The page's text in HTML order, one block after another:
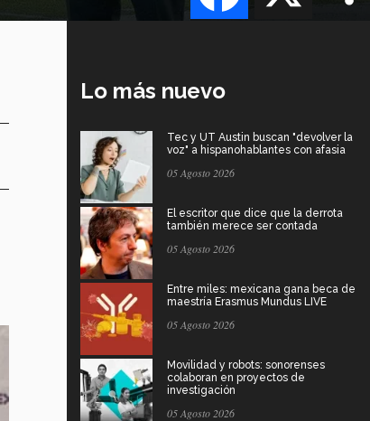
Lo más nuevo
Tec y UT Austin buscan "devolver la
voz" a hispanohablantes con afasia
05 Agosto 2026
El escritor que dice que la derrota
también merece ser contada
05 Agosto 2026
Entre miles: mexicana gana beca de
maestría Erasmus Mundus LIVE
05 Agosto 2026
Movilidad y robots: sonorenses
colaboran en proyectos de
investigación
05 Agosto 2026